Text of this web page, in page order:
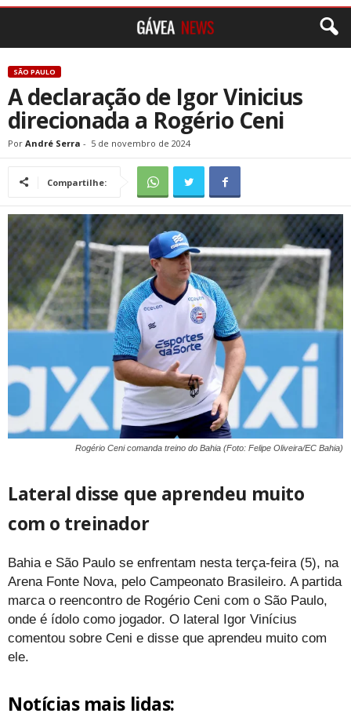
SÃO PAULO
A declaração de Igor Vinicius
direcionada a Rogério Ceni
Por André Serra - 5 de novembro de 2024
Compartilhe:
Rogério Ceni comanda treino do Bahia (Foto: Felipe Oliveira/EC Bahia)
Lateral disse que aprendeu muito
com o treinador
Bahia e São Paulo se enfrentam nesta terça-feira (5), na
Arena Fonte Nova, pelo Campeonato Brasileiro. A partida
marca o reencontro de Rogério Ceni com o São Paulo,
onde é ídolo como jogador. O lateral Igor Vinícius
comentou sobre Ceni e disse que aprendeu muito com
ele.
Notícias mais lidas: